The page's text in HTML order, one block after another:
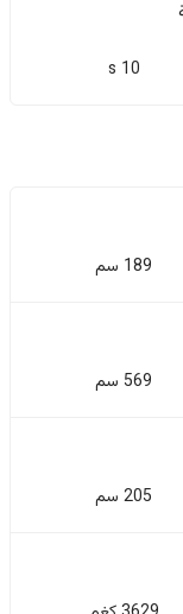
10 s
189 سم
569 سم
205 سم